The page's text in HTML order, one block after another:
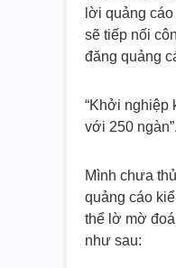
lời quảng
sẽ tiếp nối
đăng quảng
“Khởi nghiệp
với 250 ngàn”.
Mình chưa
quảng cáo
thể lờ mờ
như sau: